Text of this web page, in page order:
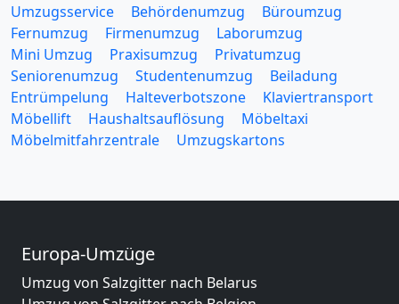
Umzugsservice Behördenumzug
Büroumzug
Fernumzug
Firmenumzug
Laborumzug
Mini Umzug
Praxisumzug
Privatumzug
Seniorenumzug
Studentenumzug
Beiladung
Entrümpelung
Halteverbotszone
Klaviertransport
Möbellift
Haushaltsauflösung
Möbeltaxi
Möbelmitfahrzentrale
Umzugskartons
Europa-Umzüge
Umzug von Salzgitter nach Belarus